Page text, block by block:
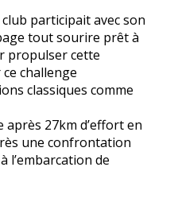
participait avec son
tout sourire prêt à
propulser cette
challenge
classiques comme
après 27km d’effort en
une confrontation
l’embarcation de